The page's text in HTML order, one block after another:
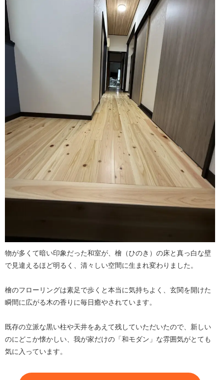
物が多くて暗い印象だった和室が、檜（ひのき）の床と真っ白な壁
で見違えるほど明るく、清々しい空間に生まれ変わりました。
檜のフローリングは素足で歩くと本当に気持ちよく、玄関を開けた
瞬間に広がる木の香りに毎日癒やされています。
既存の立派な黒い柱や天井をあえて残していただいたので、新しい
のにどこか懐かしい、我が家だけの「和モダン」な雰囲気がとても
気に入っています。